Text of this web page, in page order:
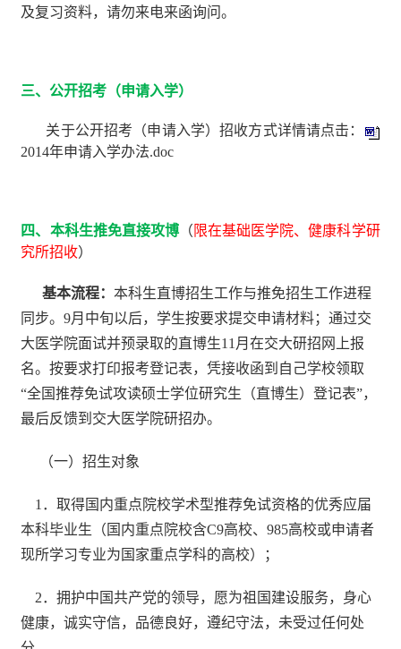
及复习资料，请勿来电来函询问。
三、公开招考（申请入学）
关于公开招考（申请入学）招收方式详情请点击：
2014年申请入学办法.doc
四、本科生推免直接攻博（ 限在基础医学院、健康科学研
究所招收）
基本流程：本科生直博招生工作与推免招生工作进程
同步。9月中旬以后，学生按要求提交申请材料；通过交
大医学院面试并预录取的直博生11月在交大研招网上报
名。按要求打印报考登记表，凭接收函到自己学校领取
“全国推荐免试攻读硕士学位研究生（直博生）登记表”，
最后反馈到交大医学院研招办。
（一）招生对象
1．取得国内重点院校学术型推荐免试资格的优秀应届
本科毕业生（国内重点院校含C9高校、985高校或申请者
现所学习专业为国家重点学科的高校）；
2．拥护中国共产党的领导，愿为祖国建设服务，身心
健康，诚实守信，品德良好，遵纪守法，未受过任何处